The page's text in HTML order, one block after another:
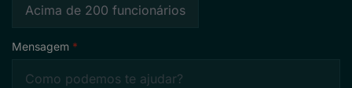
Acima de 200 funcionários
Mensagem